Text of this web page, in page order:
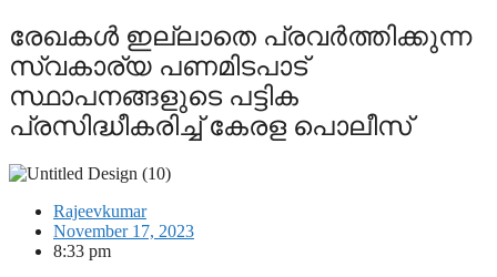
രേഖകൾ ഇല്ലാതെ പ്രവർത്തിക്കുന്ന
സ്വകാര്യ പണമിടപാട്
സ്ഥാപനങ്ങളുടെ പട്ടിക
പ്രസിദ്ധീകരിച്ച് കേരള പൊലീസ്
Rajeevkumar
November 17, 2023
8:33 pm